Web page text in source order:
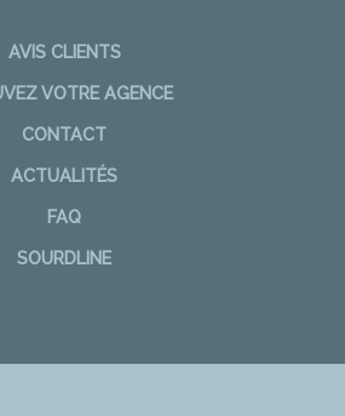
AVIS CLIENTS
VOTRE AGENCE
CONTACT
ACTUALITÉS
FAQ
SOURDLINE